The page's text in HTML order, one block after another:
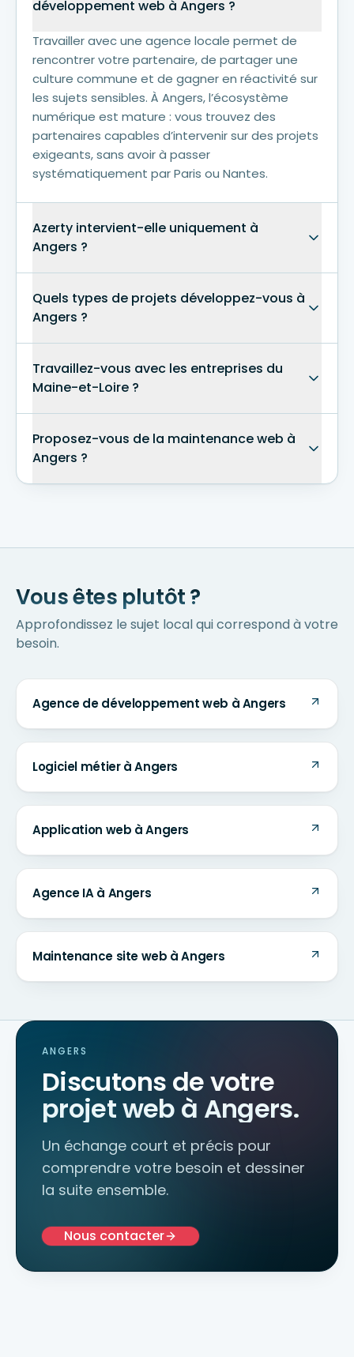
développement web à Angers ?
Travailler avec une agence locale permet de
rencontrer votre partenaire, de partager une
culture commune et de gagner en réactivité sur
les sujets sensibles. À Angers, l’écosystème
numérique est mature : vous trouvez des
partenaires capables d’intervenir sur des projets
exigeants, sans avoir à passer
systématiquement par Paris ou Nantes.
Azerty intervient-elle uniquement à
Angers ?
Quels types de projets développez-vous à
Angers ?
Travaillez-vous avec les entreprises du
Maine-et-Loire ?
Proposez-vous de la maintenance web à
Angers ?
Vous êtes plutôt ?
Approfondissez le sujet local qui correspond à votre
besoin.
Agence de développement web à Angers
Logiciel métier à Angers
Application web à Angers
Agence IA à Angers
Maintenance site web à Angers
ANGERS
Discutons de votre
projet web à Angers.
Un échange court et précis pour
comprendre votre besoin et dessiner
la suite ensemble.
Nous contacter